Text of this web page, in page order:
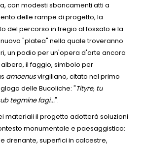
con modesti sbancamenti atti a
delle rampe di progetto, la
del percorso in fregio al fossato e la
"platea" nella quale troveranno
un podio per un'opera d'arte ancora
il faggio, simbolo per
amoenusvirgiliano, citato nel primo
delle Bucoliche: "Tityre, tu
tegmine fagi...".
materiali il progetto adotterà soluzioni
monumentale e paesaggistico:
drenante, superfici in calcestre,